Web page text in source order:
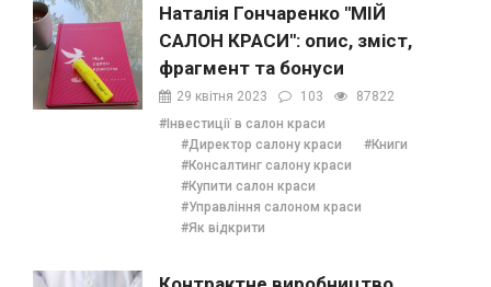
Наталія Гончаренко "МІЙ
САЛОН КРАСИ": опис, зміст,
фрагмент та бонуси
29 квітня 2023 103
87822
#Інвестиції в салон краси
#Директор салону краси
#Книги
#Консалтинг салону краси
#Купити салон краси
#Управління салоном краси
#Як відкрити